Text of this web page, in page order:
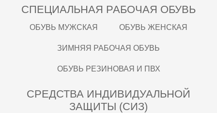
СПЕЦИАЛЬНАЯ РАБОЧАЯ ОБУВЬ
ОБУВЬ МУЖСКАЯ ОБУВЬ ЖЕНСКАЯ
ЗИМНЯЯ РАБОЧАЯ ОБУВЬ
ОБУВЬ РЕЗИНОВАЯ И ПВХ
СРЕДСТВА ИНДИВИДУАЛЬНОЙ
ЗАЩИТЫ (СИЗ)